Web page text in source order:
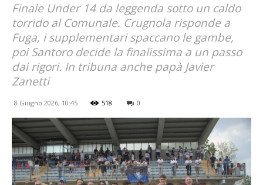
Finale Under 14 da leggenda sotto un caldo
torrido al Comunale. Crugnola risponde a
Fuga, i supplementari spaccano le gambe,
poi Santoro decide la finalissima a un passo
dai rigori. In tribuna anche papà Javier
Zanetti
8 Giugno 2026, 10:45 518 0